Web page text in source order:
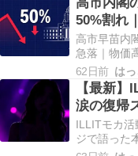
ウォンヒ（
成！
人K-POP個
グTO…
50%割れ
高と生活
高市早苗内
急落｜物価
のか 2026
内閣の若年
割り込む物
るのか 手取
食費は去年
ど増えた気
62日前 は
【最新】
涙の復帰
完売ツア
ILLITモカ活
ジで語った
ILLIT 最新